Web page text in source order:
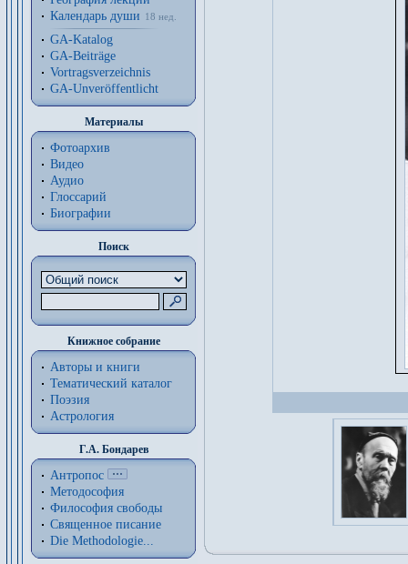
Календарь души
18 нед.
GA-Katalog
GA-Beiträge
Vortragsverzeichnis
GA-Unveröffentlicht
Материалы
Фотоархив
Видео
Аудио
Глоссарий
Биографии
Поиск
Книжное собрание
Авторы и книги
Тематический каталог
Поэзия
Астрология
Г.А. Бондарев
Антропос
Методософия
Философия cвободы
Священное писание
Die Methodologie...